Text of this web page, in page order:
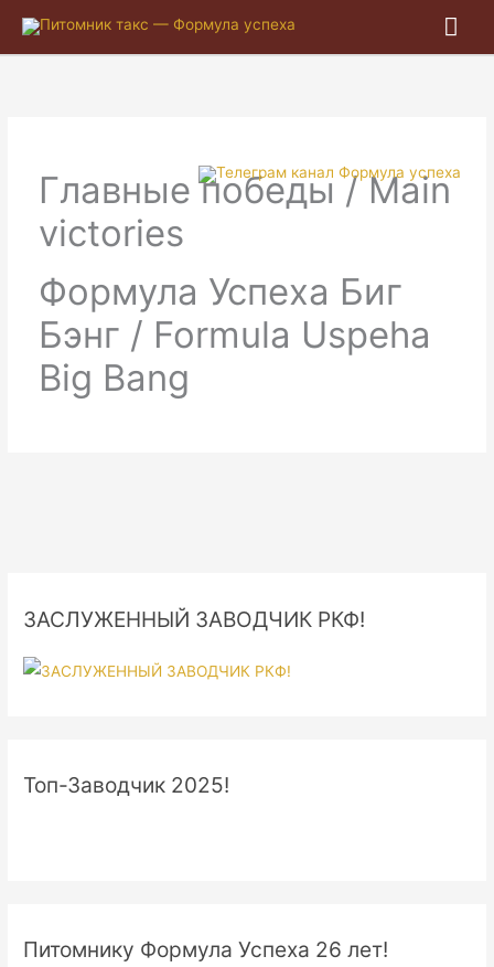
Главные победы / Main
victories
Формула Успеха Биг
Бэнг / Formula Uspeha
Big Bang
ЗАСЛУЖЕННЫЙ ЗАВОДЧИК РКФ!
Топ-Заводчик 2025!
Питомнику Формула Успеха 26 лет!